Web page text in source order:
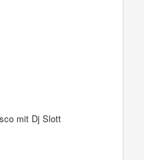
mit Dj Slott